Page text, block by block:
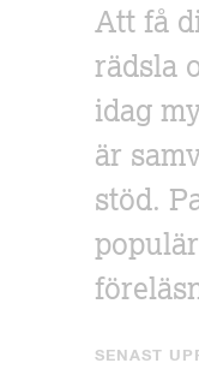
Att få
rädsla
idag
är
stöd.
SENAST